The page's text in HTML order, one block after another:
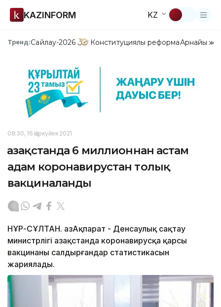
KAZINFORM KZ
Тренд:Сайлау-2026 Конституциялық реформаАрнайы
08:30, 16 Қыркүйек 2021
Қазақстанда 6 миллионнан астам
адам коронавирустан толық
вакциналанды
НҰР-СҰЛТАН. ҚазАқпарат - Денсаулық сақтау
министрлігі Қазақстанда коронавирусқа қарсы
вакцинаны салдырғандар статистикасын
жариялады.